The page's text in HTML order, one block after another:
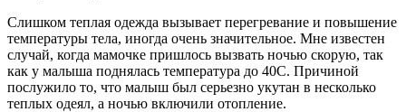
Слишком теплая одежда вызывает перегревание и повышение
температуры тела, иногда очень значительное. Мне известен
случай, когда мамочке пришлось вызвать ночью скорую, так
как у малыша поднялась температура до 40С. Причиной
послужило то, что малыш был серьезно укутан в несколько
теплых одеял, а ночью включили отопление.